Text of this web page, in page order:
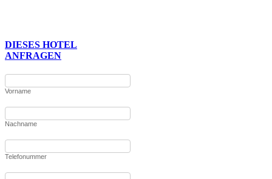
DIESES HOTEL
ANFRAGEN
Vorname
Nachname
Telefonummer